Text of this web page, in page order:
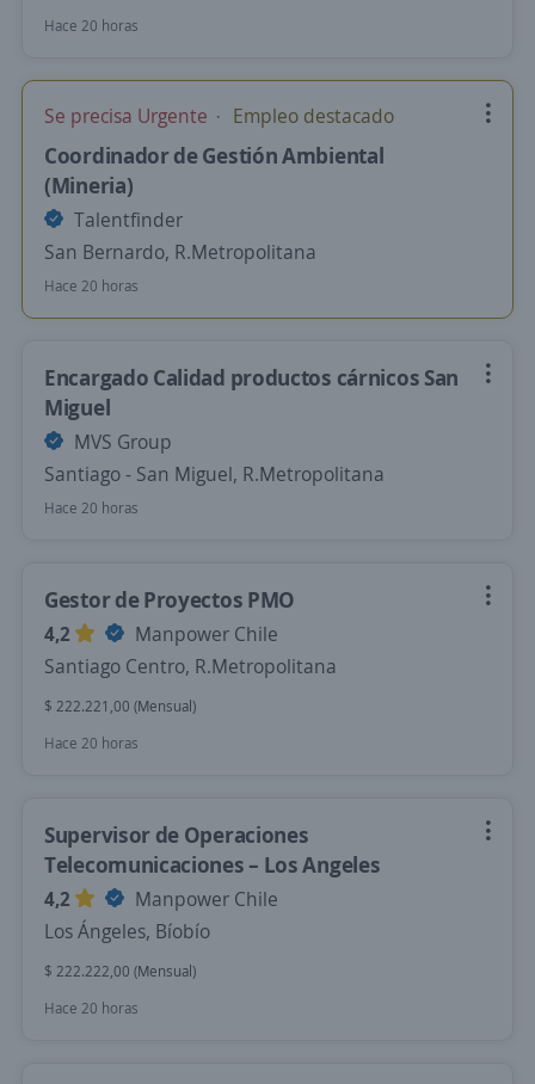
Hace 20 horas
Se precisa Urgente Empleo destacado
Coordinador de Gestión Ambiental
(Mineria)
Talentfinder
San Bernardo, R.Metropolitana
Hace 20 horas
Encargado Calidad productos cárnicos San
Miguel
MVS Group
Santiago - San Miguel, R.Metropolitana
Hace 20 horas
Gestor de Proyectos PMO
4,2
Manpower Chile
Santiago Centro, R.Metropolitana
$ 222.221,00 (Mensual)
Hace 20 horas
Supervisor de Operaciones
Telecomunicaciones – Los Angeles
4,2
Manpower Chile
Los Ángeles, Bíobío
$ 222.222,00 (Mensual)
Hace 20 horas